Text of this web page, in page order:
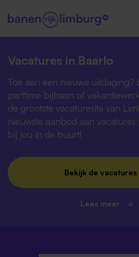
Vacatures in Baarlo
Toe aan een nieuwe uitdaging?
parttime bijbaan of
de grootste vacaturesite van
nieuwste aanbod aan
bij jou in de buurt!
Bekijk de vacatures
Lees meer